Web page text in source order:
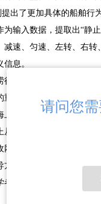
出了更加具体的船舶行
输入数据，提取出“静
速、匀速、左转、右
息。
为是船舶行为中的一种
要组成部分，是海上交
交通监管的重要研究对
事渔业生产活动，在语
等则可以作为特殊的行
法具有开放性。船舶自
利用AIS和VMS提供的
请问您